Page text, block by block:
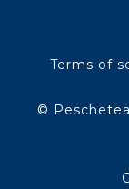
Terms of
©